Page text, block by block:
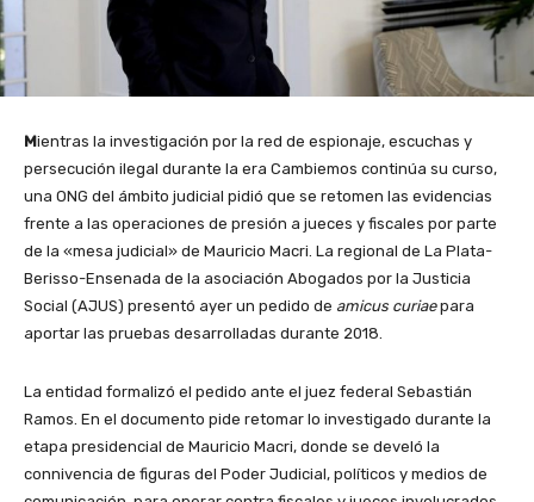
Mientras la investigación por la red de espionaje, escuchas y
persecución ilegal durante la era Cambiemos continúa su curso,
una ONG del ámbito judicial pidió que se retomen las evidencias
frente a las operaciones de presión a jueces y fiscales por parte
de la «mesa judicial» de Mauricio Macri. La regional de La Plata-
Berisso-Ensenada de la asociación Abogados por la Justicia
Social (AJUS) presentó ayer un pedido de amicus curiaepara
aportar las pruebas desarrolladas durante 2018.
La entidad formalizó el pedido ante el juez federal Sebastián
Ramos. En el documento pide retomar lo investigado durante la
etapa presidencial de Mauricio Macri, donde se develó la
connivencia de figuras del Poder Judicial, políticos y medios de